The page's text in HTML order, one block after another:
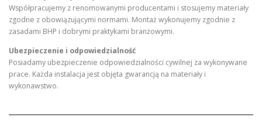
Współpracujemy z renomowanymi producentami i stosujemy materiały
zgodne z obowiązującymi normami. Montaż wykonujemy zgodnie z
zasadami BHP i dobrymi praktykami branżowymi.
Ubezpieczenie i odpowiedzialność
Posiadamy ubezpieczenie odpowiedzialności cywilnej za wykonywane
prace. Każda instalacja jest objęta gwarancją na materiały i
wykonawstwo.